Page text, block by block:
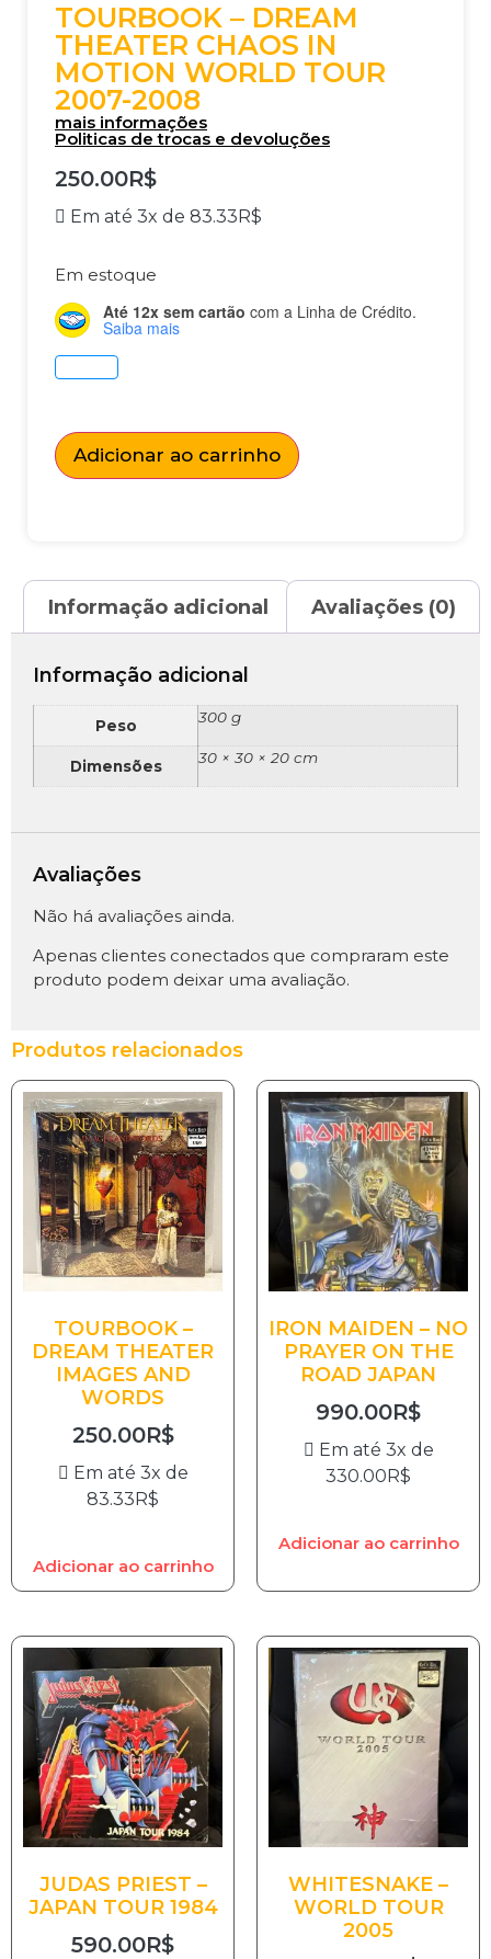
TOURBOOK – DREAM
THEATER CHAOS IN
MOTION WORLD TOUR
2007-2008
mais informações
Politicas de trocas e devoluções
250.00R$
Em até 3x de 83.33R$
Em estoque
Até 12x sem cartão com a Linha de Crédito.
Saiba mais
Adicionar ao carrinho
Informação adicional Avaliações (0)
Informação adicional
Peso 300 g
Dimensões 30 × 30 × 20 cm
Avaliações
Não há avaliações ainda.
Apenas clientes conectados que compraram este
produto podem deixar uma avaliação.
Produtos relacionados
TOURBOOK –
DREAM THEATER
IMAGES AND
WORDS
250.00R$
Em até 3x de
83.33R$
Adicionar ao carrinho
IRON MAIDEN – NO
PRAYER ON THE
ROAD JAPAN
990.00R$
Em até 3x de
330.00R$
Adicionar ao carrinho
JUDAS PRIEST –
JAPAN TOUR 1984
590.00R$
WHITESNAKE –
WORLD TOUR
2005